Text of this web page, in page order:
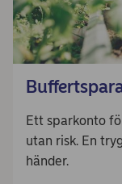
Ett sparkonto
utan risk. En
händer.